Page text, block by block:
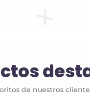
de nuestros